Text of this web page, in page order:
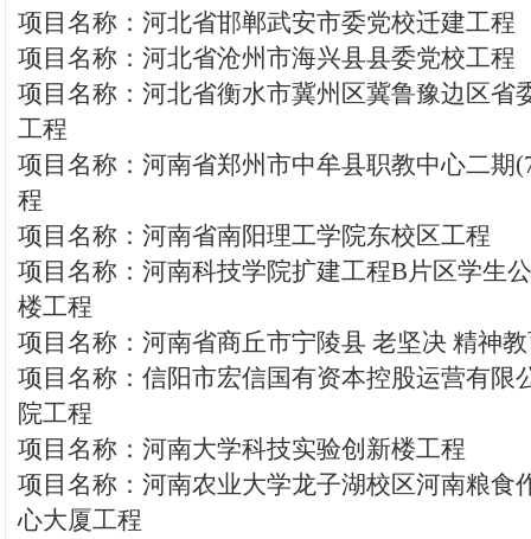
项目名称：河北省邯郸武安市委党校迁建工程
项目名称：河北省沧州市海兴县县委党校工程
项目名称：河北省衡水市冀州区冀鲁豫边区省
工程
项目名称：河南省郑州市中牟县职教中心二期
程
项目名称：河南省南阳理工学院东校区工程
项目名称：河南科技学院扩建工程B片区学生
楼工程
项目名称：河南省商丘市宁陵县 老坚决 精神
项目名称：信阳市宏信国有资本控股运营有限
院工程
项目名称：河南大学科技实验创新楼工程
项目名称：河南农业大学龙子湖校区河南粮食
心大厦工程